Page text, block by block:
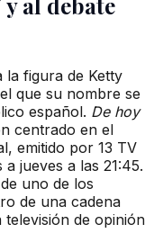
la figura de Ketty
que su nombre se
español. De hoy
centrado en el
emitido por 13 TV
jueves a las 21:45.
uno de los
de una cadena
televisión de opinión